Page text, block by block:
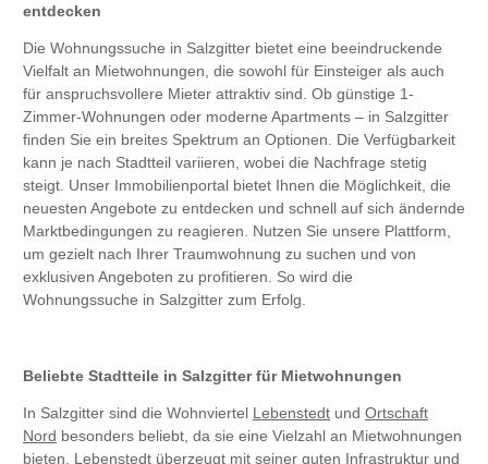
entdecken
Die Wohnungssuche in Salzgitter bietet eine beeindruckende
Vielfalt an Mietwohnungen, die sowohl für Einsteiger als auch
für anspruchsvollere Mieter attraktiv sind. Ob günstige 1-
Zimmer-Wohnungen oder moderne Apartments – in Salzgitter
finden Sie ein breites Spektrum an Optionen. Die Verfügbarkeit
kann je nach Stadtteil variieren, wobei die Nachfrage stetig
steigt. Unser Immobilienportal bietet Ihnen die Möglichkeit, die
neuesten Angebote zu entdecken und schnell auf sich ändernde
Marktbedingungen zu reagieren. Nutzen Sie unsere Plattform,
um gezielt nach Ihrer Traumwohnung zu suchen und von
exklusiven Angeboten zu profitieren. So wird die
Wohnungssuche in Salzgitter zum Erfolg.
Beliebte Stadtteile in Salzgitter für Mietwohnungen
In Salzgitter sind die Wohnviertel Lebenstedt und Ortschaft
Nord besonders beliebt, da sie eine Vielzahl an Mietwohnungen
bieten. Lebenstedt überzeugt mit seiner guten Infrastruktur und